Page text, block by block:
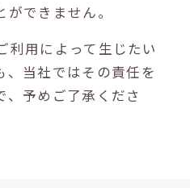
できません。
利用によって生じたい
、当社ではその責任を
、予めご了承くださ